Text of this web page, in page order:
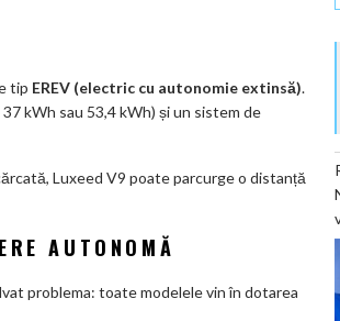
tip EREV (electric cu autonomie extinsă).
kWh sau 53,4 kWh) și un sistem de
Luxeed V9 poate parcurge o distanță
AUTONOMĂ
problema: toate modelele vin în dotarea